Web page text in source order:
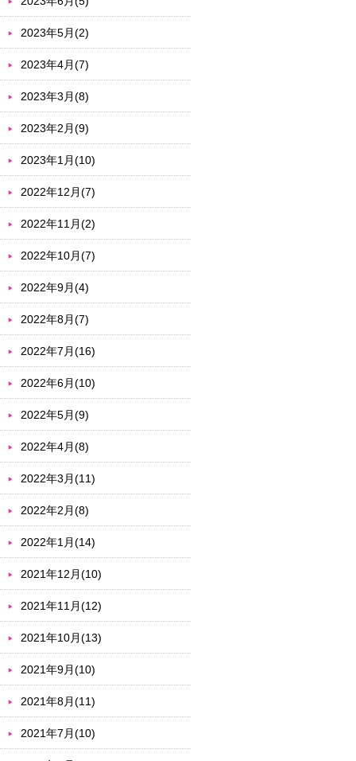
2023年5月(2)
2023年4月(7)
2023年3月(8)
2023年2月(9)
2023年1月(10)
2022年12月(7)
2022年11月(2)
2022年10月(7)
2022年9月(4)
2022年8月(7)
2022年7月(16)
2022年6月(10)
2022年5月(9)
2022年4月(8)
2022年3月(11)
2022年2月(8)
2022年1月(14)
2021年12月(10)
2021年11月(12)
2021年10月(13)
2021年9月(10)
2021年8月(11)
2021年7月(10)